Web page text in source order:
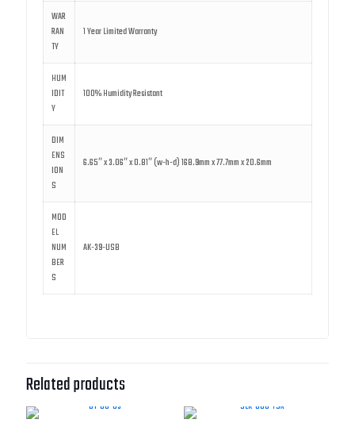
WAR
RAN
TY
1 Year Limited Warranty
HUM
IDIT
Y
100% Humidity Resistant
DIM
ENS
ION
S
6.65″ x 3.06″ x 0.81″ (w-h-d) 168.9mm x 77.7mm x 20.6mm
MOD
EL
NUM
BER
S
AK-39-USB
Related products